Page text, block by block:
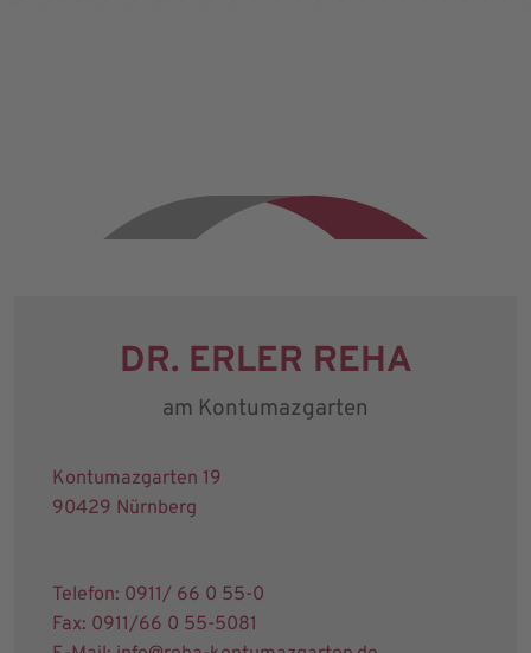
DR. ERLER REHA
am Kontumazgarten
Kontumazgarten 19
90429 Nürnberg
Telefon: 0911/ 66 0 55-0
Fax: 0911/66 0 55-5081